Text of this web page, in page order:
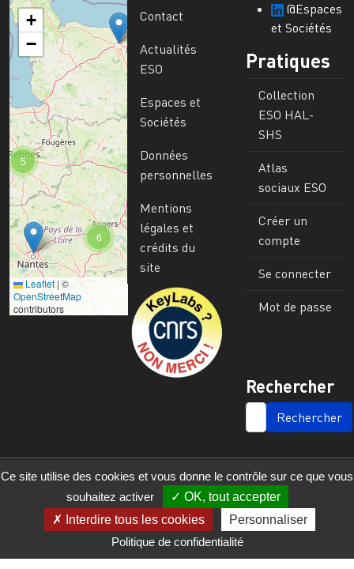
6
5
+
−
Leaflet | ©
OpenStreetMap
contributors
Contact
Actualités
ESO
Espaces et
Sociétés
Données
personnelles
Mentions
légales et
crédits du
site
Image
@Espaces
et Sociétés
Pratiques
Collection
ESO HAL-
SHS
Atlas
sociaux ESO
Créer un
compte
Se connecter
Mot de passe
Rechercher
SEARCH
© 2023 - 2025 - UMR 6590 - Espaces et Sociétés
Ce site utilise des cookies et vous donne le contrôle sur ce que vous
souhaitez activer
OK, tout accepter
Interdire tous les cookies
Personnaliser
Politique de confidentialité